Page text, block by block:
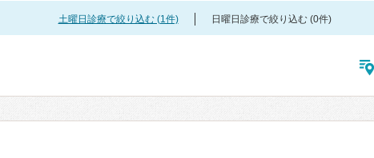
土曜日診療で絞り込む (1件) 日曜日診療で絞り込む (0件)